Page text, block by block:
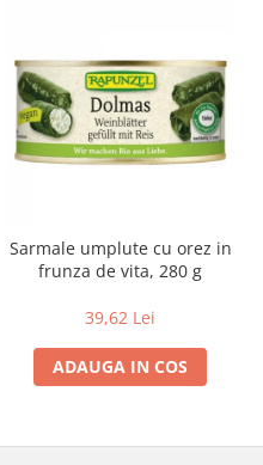
Sarmale umplute cu orez in
frunza de vita, 280 g
39,62 Lei
ADAUGA IN COS